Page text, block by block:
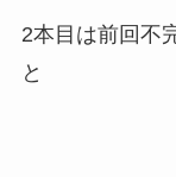
2本目は前回不
と